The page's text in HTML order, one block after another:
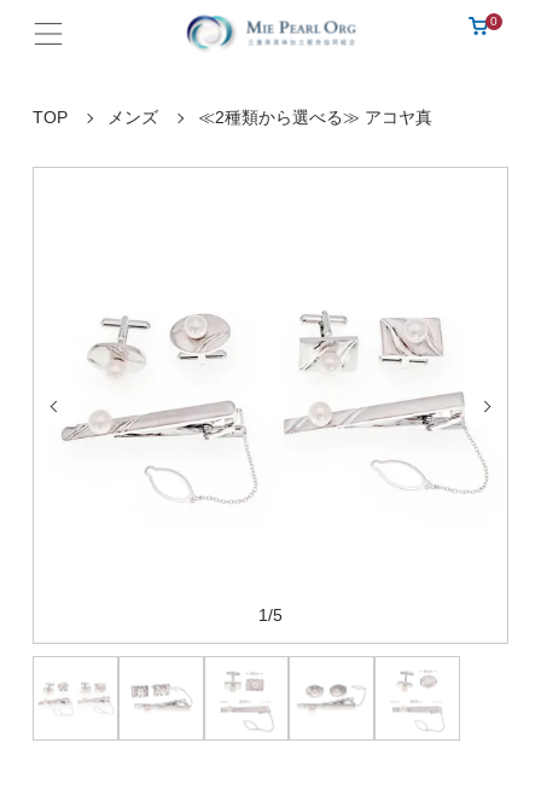
0
TOP メンズ ≪2種類から選べる≫ アコヤ真
1/5